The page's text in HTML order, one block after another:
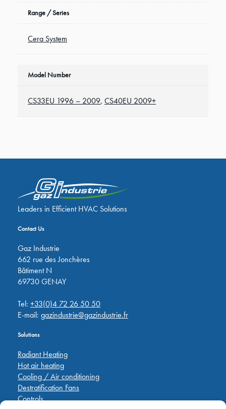
Range / Series
Cera System
Model Number
CS33EU 1996 – 2009, CS40EU 2009+
Leaders in Efficient HVAC Solutions
Contact Us
Gaz Industrie
662 rue des Jonchères
Bâtiment N
69730 GENAY
Tel: +33(0)4 72 26 50 50
E-mail: gazindustrie@gazindustrie.fr
Solutions
Radiant Heating
Hot air heating
Cooling / Air conditioning
Destratification Fans
Controls